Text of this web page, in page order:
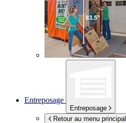
Entreposage
Entreposage
Retour au menu principal